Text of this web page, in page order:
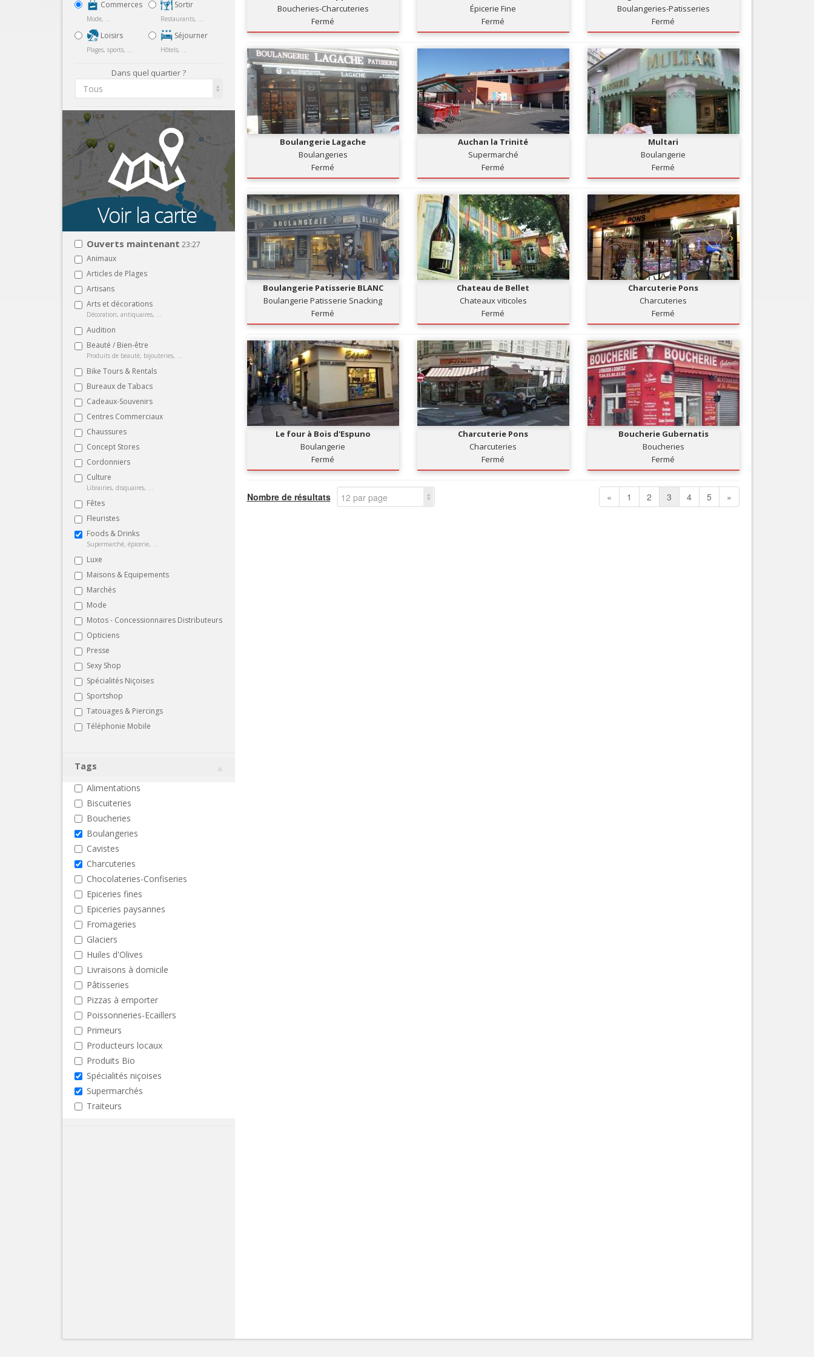
Tourisme, ...
Nice Aéroport
Commerces
Mode, ...
Loisirs
Plages, sports, ...
Sortir
Restaurants, ...
Séjourner
Hôtels, ...
Dans quel quartier ?
Tous
Ouverts maintenant 23:27
Animaux
Articles de Plages
Artisans
Arts et décorations
Décoration, antiquaires, ...
Audition
Beauté / Bien-être
Produits de beauté, bijouteries, ...
Bike Tours & Rentals
Bureaux de Tabacs
Cadeaux-Souvenirs
Centres Commerciaux
Chaussures
Concept Stores
Cordonniers
Culture
Librairies, disquaires, ...
Fêtes
Fleuristes
Foods & Drinks
Supermarché, épicerie, ...
Luxe
Maisons & Equipements
Marchés
Mode
Motos - Concessionnaires Distributeurs
Opticiens
Presse
Sexy Shop
Spécialités Niçoises
Sportshop
Tatouages & Piercings
Téléphonie Mobile
Tags
Alimentations
Biscuiteries
Boucheries
Boulangeries
Cavistes
Charcuteries
Chocolateries-Confiseries
Epiceries fines
Epiceries paysannes
Fromageries
Glaciers
Huiles d'Olives
Livraisons à domicile
Pâtisseries
Pizzas à emporter
Poissonneries-Ecaillers
Primeurs
Producteurs locaux
Produits Bio
Spécialités niçoises
Supermarchés
Traiteurs
Boucheries-Charcuteries
Fermé
Épicerie Fine
Fermé
Boulangeries-Patisseries
Fermé
Boulangerie Lagache
Boulangeries
Fermé
Auchan la Trinité
Supermarché
Fermé
Multari
Boulangerie
Fermé
Boulangerie Patisserie BLANC
Boulangerie Patisserie Snacking
Fermé
Chateau de Bellet
Chateaux viticoles
Fermé
Charcuterie Pons
Charcuteries
Fermé
Le four à Bois d'Espuno
Boulangerie
Fermé
Charcuterie Pons
Charcuteries
Fermé
Boucherie Gubernatis
Boucheries
Fermé
Nombre de résultats 12 par page « 1 2 3 4 5 »